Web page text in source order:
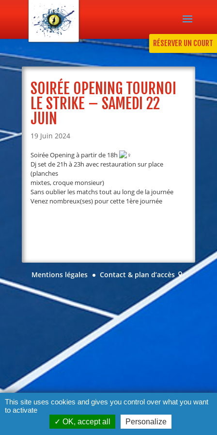
RÉSERVER UN COURT
SOIRÉE OPENING TOURNOI
LE STRIKE – SAMEDI 22
JUIN
19 Juin 2024
Soirée Opening à partir de 18h
Dj set de 21h à 23h avec restauration sur place
(planches
mixtes, croque monsieur)
Sans oublier les matchs tout au long de la journée
Venez nombreux(ses) pour cette 1ère journée
Mentions légales Contact & plan d’accès
This site uses cookies and gives you control over what you want
to activate
OK, accept all
Personalize